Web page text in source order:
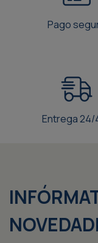
Pago
Entrega 24/